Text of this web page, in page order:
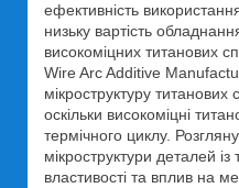
ефективність
низьку вартість
високоміцних титанових
Wire Arc Additive
мікроструктуру титанових
оскільки високоміцні
термічного циклу.
мікроструктури деталей із
властивості та вплив на